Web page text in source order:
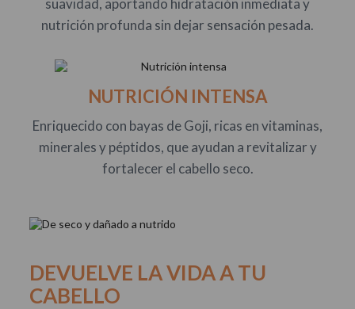
suavidad, aportando hidratación inmediata y
nutrición profunda sin dejar sensación pesada.
NUTRICIÓN INTENSA
Enriquecido con bayas de Goji, ricas en vitaminas,
minerales y péptidos, que ayudan a revitalizar y
fortalecer el cabello seco.
DEVUELVE LA VIDA A TU
CABELLO